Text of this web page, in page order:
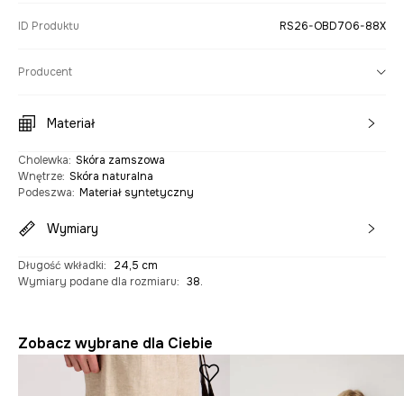
ID Produktu RS26-OBD706-88X
Producent
Materiał
Cholewka: Skóra zamszowa
Wnętrze: Skóra naturalna
Podeszwa: Materiał syntetyczny
Wymiary
Długość wkładki:
24,5 cm
Wymiary podane dla rozmiaru: 38.
Zobacz wybrane dla Ciebie